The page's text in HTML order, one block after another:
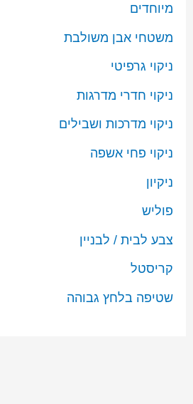
מיוחדים
משטחי אבן משולבת
ניקוי גרפיטי
ניקוי חדרי מדרגות
ניקוי מדרכות ושבילים
ניקוי פחי אשפה
ניקיון
פוליש
צבע לבית / לבניין
קריסטל
שטיפה בלחץ גבוהה